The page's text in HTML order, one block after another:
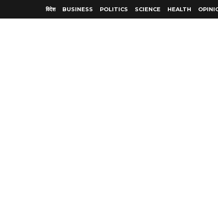
विदेश BUSINESS POLITICS SCIENCE HEALTH